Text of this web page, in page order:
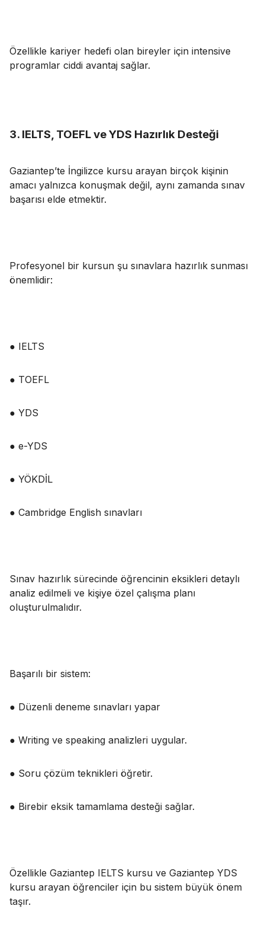
Özellikle kariyer hedefi olan bireyler için intensive
programlar ciddi avantaj sağlar.
3. IELTS, TOEFL ve YDS Hazırlık Desteği
Gaziantep’te İngilizce kursu arayan birçok kişinin
amacı yalnızca konuşmak değil, aynı zamanda sınav
başarısı elde etmektir.
Profesyonel bir kursun şu sınavlara hazırlık sunması
önemlidir:
● IELTS
● TOEFL
● YDS
● e-YDS
● YÖKDİL
● Cambridge English sınavları
Sınav hazırlık sürecinde öğrencinin eksikleri detaylı
analiz edilmeli ve kişiye özel çalışma planı
oluşturulmalıdır.
Başarılı bir sistem:
● Düzenli deneme sınavları yapar
● Writing ve speaking analizleri uygular.
● Soru çözüm teknikleri öğretir.
● Birebir eksik tamamlama desteği sağlar.
Özellikle Gaziantep IELTS kursu ve Gaziantep YDS
kursu arayan öğrenciler için bu sistem büyük önem
taşır.